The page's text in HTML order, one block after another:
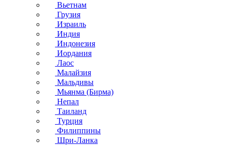
Вьетнам
Грузия
Израиль
Индия
Индонезия
Иордания
Лаос
Малайзия
Мальдивы
Мьянма (Бирма)
Непал
Таиланд
Турция
Филиппины
Шри-Ланка